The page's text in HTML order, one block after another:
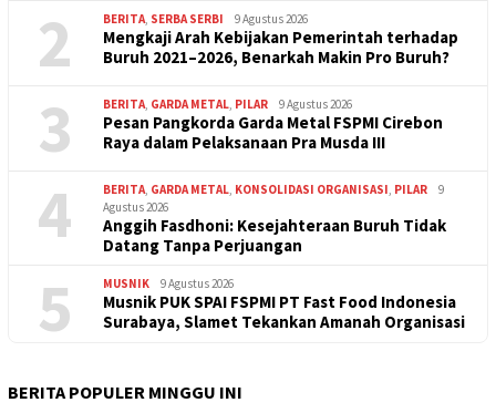
2 BERITA, SERBA SERBI 9 Agustus 2026
Mengkaji Arah Kebijakan Pemerintah terhadap
Buruh 2021–2026, Benarkah Makin Pro Buruh?
3 BERITA, GARDA METAL, PILAR 9 Agustus 2026
Pesan Pangkorda Garda Metal FSPMI Cirebon
Raya dalam Pelaksanaan Pra Musda III
4 BERITA, GARDA METAL, KONSOLIDASI ORGANISASI, PILAR
9
Agustus 2026
Anggih Fasdhoni: Kesejahteraan Buruh Tidak
Datang Tanpa Perjuangan
5 MUSNIK 9 Agustus 2026
Musnik PUK SPAI FSPMI PT Fast Food Indonesia
Surabaya, Slamet Tekankan Amanah Organisasi
BERITA POPULER MINGGU INI